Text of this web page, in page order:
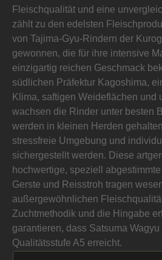
Fleischqualität und eine
zählt zu den edelsten
von Tajima-Gyu-Rindern der
gewonnen, die für ihre intensive
einzigartig reichen Geschmack
südlichen Präfektur Kagoshima,
Klima, saftigen Weideflächen und
wachsen die Rinder unter besten
werden in kleinen Herden
stressfreie Umgebung und
sichergestellt werden. Diese
hochwertige, speziell
Gerste und Reisstroh tragen
außergewöhnlichen
Zuchtmethodik und die Hingabe
garantieren, dass Satsuma
Qualitätsstufe A5 erreicht.